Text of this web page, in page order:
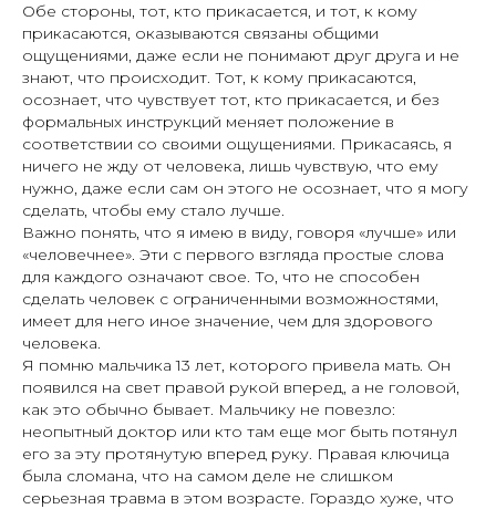
Обе стороны, тот, кто прикасается, и тот, к кому
прикасаются, оказываются связаны общими
ощущениями, даже если не понимают друг друга и не
знают, что происходит. Тот, к кому прикасаются,
осознает, что чувствует тот, кто прикасается, и без
формальных инструкций меняет положение в
соответствии со своими ощущениями. Прикасаясь, я
ничего не жду от человека, лишь чувствую, что ему
нужно, даже если сам он этого не осознает, что я могу
сделать, чтобы ему стало лучше.
Важно понять, что я имею в виду, говоря «лучше» или
«человечнее». Эти с первого взгляда простые слова
для каждого означают свое. То, что не способен
сделать человек с ограниченными возможностями,
имеет для него иное значение, чем для здорового
человека.
Я помню мальчика 13 лет, которого привела мать. Он
появился на свет правой рукой вперед, а не головой,
как это обычно бывает. Мальчику не повезло:
неопытный доктор или кто там еще мог быть потянул
его за эту протянутую вперед руку. Правая ключица
была сломана, что на самом деле не слишком
серьезная травма в этом возрасте. Гораздо хуже, что